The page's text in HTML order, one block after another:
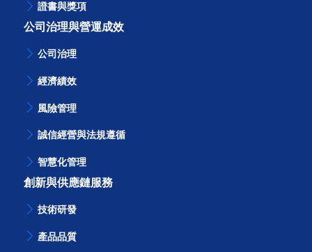
證書與獎項
公司治理與營運成效
公司治理
經濟績效
風險管理
誠信經營與法規遵循
智慧化管理
創新與供應鏈服務
技術研發
產品品質